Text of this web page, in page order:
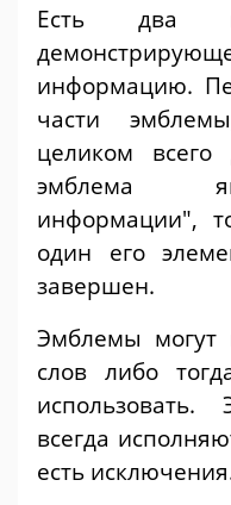
Есть два
информацию.
части
целиком
эмблема
информации",
один его
завершен.
Эмблемы могут
слов либо
использовать.
всегда
есть